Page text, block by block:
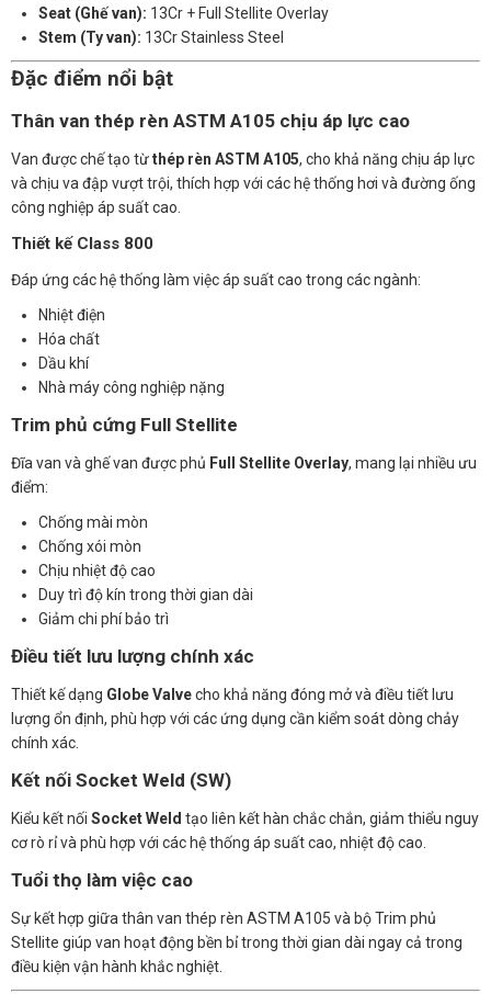
Seat (Ghế van): 13Cr + Full Stellite Overlay
Stem (Ty van): 13Cr Stainless Steel
Đặc điểm nổi bật
Thân van thép rèn ASTM A105 chịu áp lực cao
Van được chế tạo từthép rèn ASTM A105, cho khả năng chịu áp lực
và chịu va đập vượt trội, thích hợp với các hệ thống hơi và đường ống
công nghiệp áp suất cao.
Thiết kế Class 800
Đáp ứng các hệ thống làm việc áp suất cao trong các ngành:
Nhiệt điện
Hóa chất
Dầu khí
Nhà máy công nghiệp nặng
Trim phủ cứng Full Stellite
Đĩa van và ghế van được phủ Full Stellite Overlay, mang lại nhiều ưu
điểm:
Chống mài mòn
Chống xói mòn
Chịu nhiệt độ cao
Duy trì độ kín trong thời gian dài
Giảm chi phí bảo trì
Điều tiết lưu lượng chính xác
Thiết kế dạng Globe Valvecho khả năng đóng mở và điều tiết lưu
lượng ổn định, phù hợp với các ứng dụng cần kiểm soát dòng chảy
chính xác.
Kết nối Socket Weld (SW)
Kiểu kết nối Socket Weld tạo liên kết hàn chắc chắn, giảm thiểu nguy
cơ rò rỉ và phù hợp với các hệ thống áp suất cao, nhiệt độ cao.
Tuổi thọ làm việc cao
Sự kết hợp giữa thân van thép rèn ASTM A105 và bộ Trim phủ
Stellite giúp van hoạt động bền bỉ trong thời gian dài ngay cả trong
điều kiện vận hành khắc nghiệt.